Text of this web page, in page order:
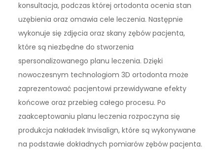
konsultacja, podczas której ortodonta ocenia stan
uzębienia oraz omawia cele leczenia. Następnie
wykonuje się zdjęcia oraz skany zębów pacjenta,
które są niezbędne do stworzenia
spersonalizowanego planu leczenia. Dzięki
nowoczesnym technologiom 3D ortodonta może
zaprezentować pacjentowi przewidywane efekty
końcowe oraz przebieg całego procesu. Po
zaakceptowaniu planu leczenia rozpoczyna się
produkcja nakładek Invisalign, które są wykonywane
na podstawie dokładnych pomiarów zębów pacjenta.